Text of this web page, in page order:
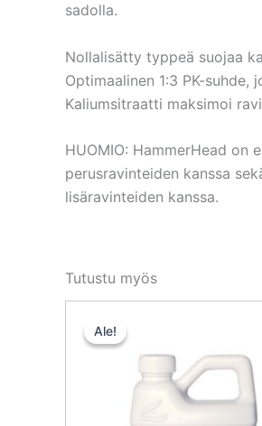
sadolla.
Nollalisätty typpeä suojaa
Optimaalinen 1:3 PK-
Kaliumsitraatti maksimoi
HUOMIO: HammerHead
perusravinteiden kanssa
lisäravinteiden kanssa.
Tutustu myös
Ale!
Ale!
26,50 €.